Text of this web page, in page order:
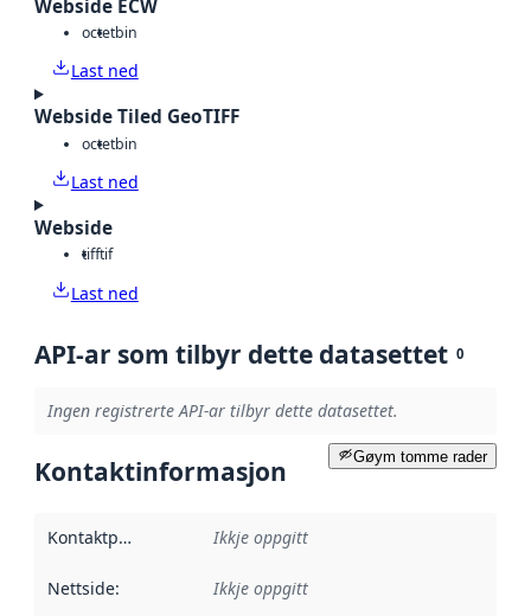
Webside ECW
octetbin
Last ned
Webside Tiled GeoTIFF
octetbin
Last ned
Webside
tifftif
Last ned
API-ar som tilbyr dette datasettet 0
Ingen registrerte API-ar tilbyr dette datasettet.
Gøym tomme rader
Kontaktinformasjon
Kontaktpunkt Ikkje oppgitt
Nettside: Ikkje oppgitt